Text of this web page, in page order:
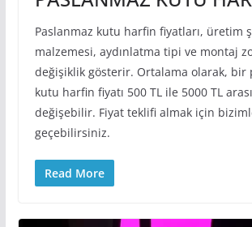
Paslanmaz kutu harfin fiyatları, üretim
malzemesi, aydınlatma tipi ve montaj
değişiklik gösterir. Ortalama olarak, bir
kutu harfin fiyatı 500 TL ile 5000 TL
değişebilir. Fiyat teklifi almak için
geçebilirsiniz.
Read More